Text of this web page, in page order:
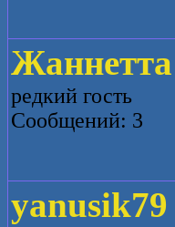
Жаннетта
редкий гость
Сообщений: 3
yanusik79